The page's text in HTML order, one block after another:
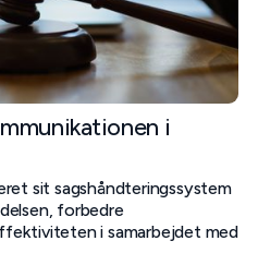
i
sit sagshåndteringssystem
forbedre
i samarbejdet med